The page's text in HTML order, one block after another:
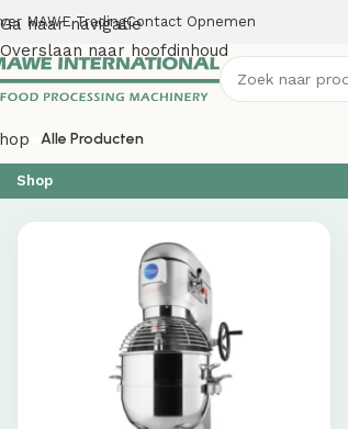
Ga naar navigatie
Overslaan naar hoofdinhoud
MAWE TradingContact Opnemen
Alle Producten
Shop